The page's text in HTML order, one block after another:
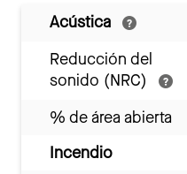
Acústica
Reducción del
sonido (NRC)
% de área abierta
Incendio